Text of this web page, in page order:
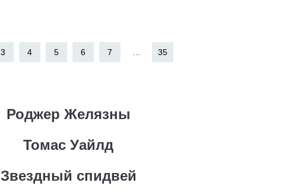
3 4 5 6 7 35
Роджер Желязны
Томас Уайлд
Звездный спидвей